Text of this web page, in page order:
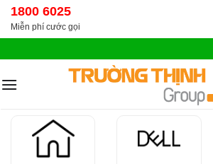
Chuyển
đến
dung
1800 6025
Miễn phí cước gọi